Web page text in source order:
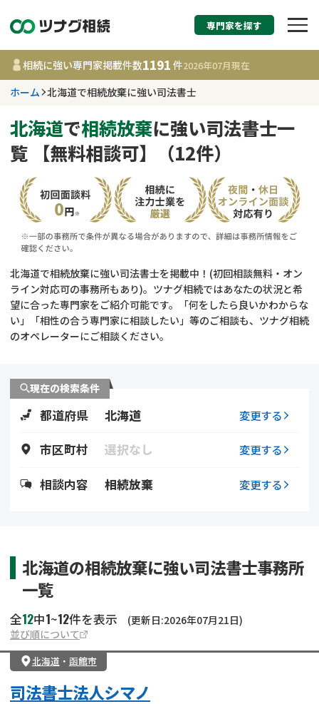
相続税申告・相続手
す
北海道
事務所 1191
相談内容で探す
相続登記
遺留分侵害額請求
コラム
相続手続き
専門家を探す
相続に強い専門家掲載件数1191 件2026年07月現在
ホーム 北海道で相続放棄に強い司法書士
北海道で相続放棄に強い司法書士一
覧 【無料相談可】（12件）
北海道で相続放棄に強い司法書士を掲載中！(初回相談無料・オン
ライン対応可の事務所もあり)。ツナグ相続ではあなたの状況と希
望に合った専門家をご紹介可能です。「何をしたら良いかわからな
い」「相性の合う専門家に相談したい」等のご相談も、ツナグ相続
のオペレーターにご相談ください。
現在の検索条件
都道府県 北海道 変更する
市区町村 選択なし 変更する
相談内容 相続放棄 変更する
北海道の相続放棄に強い司法書士事務所
一覧
全12中1~12件を表示
(更新日:2026年07月21日)
並び順について
北海道 ・ 函館市
司法書士法人シマノ